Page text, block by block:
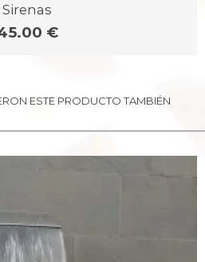
Sirenas
€
ESTE PRODUCTO TAMBIÉN